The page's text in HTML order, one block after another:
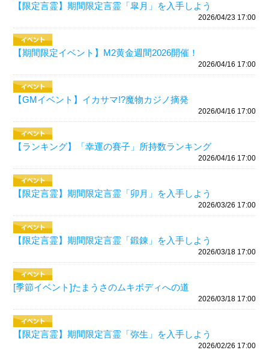
【限定言霊】期間限定言霊「皐月」を入手しよう
2026/04/23 17:00
【期間限定イベント】M2黄金週間2026開催！
2026/04/16 17:00
【GMイベント】イカサマ!?魔物カジノ摘発
2026/04/16 17:00
【ランキング】「幸運の賽子」所持数ランキング
2026/04/16 17:00
【限定言霊】期間限定言霊「卯月」を入手しよう
2026/03/26 17:00
【限定言霊】期間限定言霊「鍛錬」を入手しよう
2026/03/18 17:00
[季節イベント]たまうさのムキボディへの道
2026/03/18 17:00
【限定言霊】期間限定言霊「弥生」を入手しよう
2026/02/26 17:00